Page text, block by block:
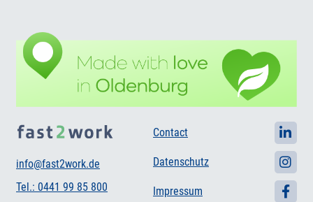
info@fast2work.de
Tel.: 0441 99 85 800
Contact
Datenschutz
Impressum